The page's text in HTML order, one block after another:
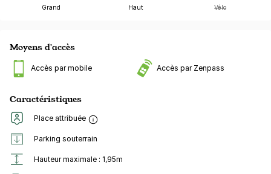
Grand Haut Vélo
Moyens d'accès
Accès par mobile Accès par Zenpass
Caractéristiques
Place attribuée
Parking souterrain
Hauteur maximale : 1,95m